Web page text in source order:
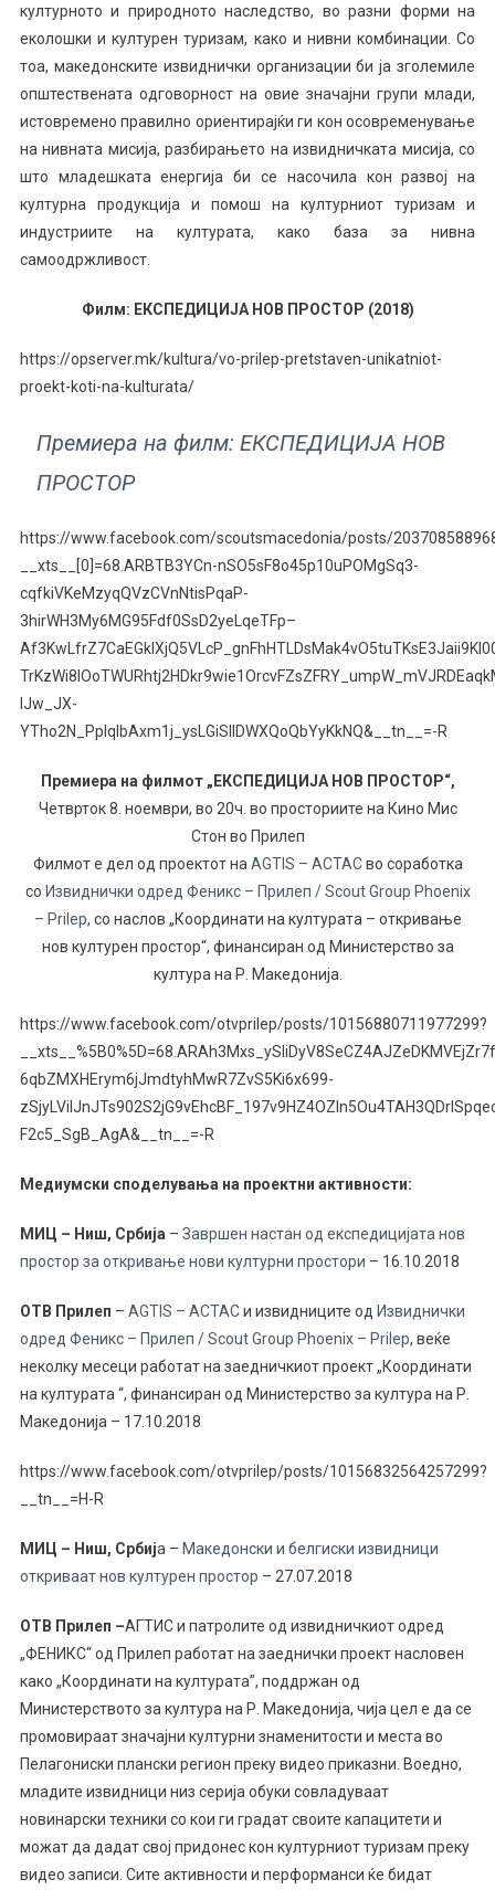
културното и природното наследство, во разни форми на
еколошки и културен туризам, како и нивни комбинации. Со
тоа, македонските извиднички организации би ја зголемиле
општествената одговорност на овие значајни групи млади,
истовремено правилно ориентирајќи ги кон осовременување
на нивната мисија, разбирањето на извидничката мисија, со
што младешката енергија би се насочила кон развој на
културна продукција и помош на културниот туризам и
индустриите на културата, како база за нивна
самоодржливост.
Филм: ЕКСПЕДИЦИЈА НОВ ПРОСТОР (2018)
https://opserver.mk/kultura/vo-prilep-pretstaven-unikatniot-
proekt-koti-na-kulturata/
Премиера на филм: ЕКСПЕДИЦИЈА НОВ
ПРОСТОР
https://www.facebook.com/scoutsmacedonia/posts/
__xts__[0]=68.ARBTB3YCn-nSO5sF8o45p10uPOMgSq3-
cqfkiVKeMzyqQVzCVnNtisPqaP-
3hirWH3My6MG95Fdf0SsD2yeLqeTFp–
lJw_JX-
YTho2N_PplqIbAxm1j_ysLGiSIlDWXQoQbYyKkNQ&__tn__=-R
Премиера на филмот „ЕКСПЕДИЦИЈА НОВ ПРОСТОР“,
Четврток 8. ноември, во 20ч. во просториите на Кино Мис
Стон во Прилеп
Филмот е дел од проектот на AGTIS – ACTACво соработка
со Извиднички одред Феникс – Прилеп / Scout Group Phoenix
– Prilep, со наслов „Координати на културата – откривање
нов културен простор“, финансиран од Министерство за
култура на Р. Mакедонија.
https://www.facebook.com/otvprilep/posts/10156880711977299?
6qbZMXHErym6jJmdtyhMwR7ZvS5Ki6x699-
F2c5_SgB_AgA&__tn__=-R
Медиумски споделувања на проектни активности:
МИЦ – Ниш, Србија – Завршен настан од експедицијата нов
простор за откривање нови културни простори – 16.10.2018
OТВ Прилеп – AGTIS – ACTACи извидниците од Извиднички
одред Феникс – Прилеп / Scout Group Phoenix – Prilep, веќе
неколку месеци работат на заедничкиот проект „Координати
на културата “, финансиран од Министерство за култура на Р.
Македонија – 17.10.2018
https://www.facebook.com/otvprilep/posts/10156832564257299?
__tn__=H-R
МИЦ – Ниш, Србија – Македонски и белгиски извидници
откриваат нов културен простор – 27.07.2018
OТВ Прилеп –АГТИС и патролите од извидничкиот одред
„ФЕНИКС“ од Прилеп работат на заеднички проект насловен
како „Координати на културата”, поддржан од
Министерството за култура на Р. Македонија, чија цел е да се
промовираат значајни културни знаменитости и места во
Пелагониски плански регион преку видео приказни. Воедно,
младите извидници низ серија обуки совладуваат
новинарски техники со кои ги градат своите капацитети и
можат да дадат свој придонес кон културниот туризам преку
видео записи. Сите активности и перформанси ќе бидат